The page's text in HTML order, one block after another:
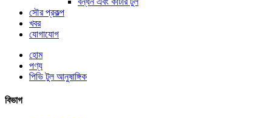
সৌর প্রকল্প
খবর
যোগাযোগ
হোম
পণ্য
পিভি টুল আনুষাঙ্গিক
বিভাগ